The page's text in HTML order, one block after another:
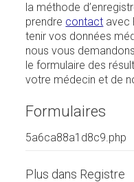
la méthode
prendre contact avec
tenir vos données
nous vous
le formulaire des
votre médecin et de
Formulaires
5a6ca88a1d8c9.php
Plus dans Registre